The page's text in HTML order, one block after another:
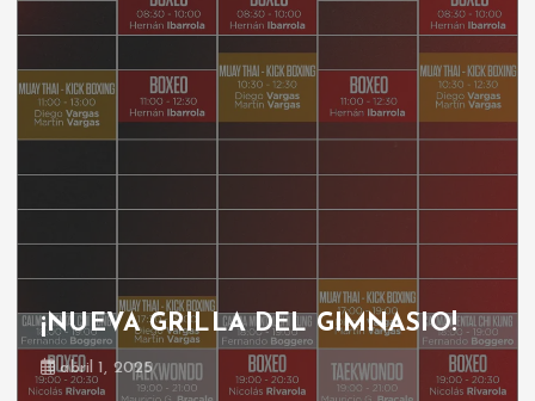
¡NUEVA GRILLA DEL GIMNASIO!
abril 1, 2025